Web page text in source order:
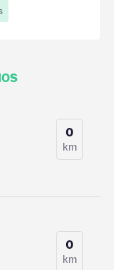
0
km
0
km